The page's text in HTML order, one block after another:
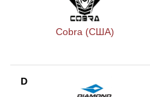
Cobra (США)
D